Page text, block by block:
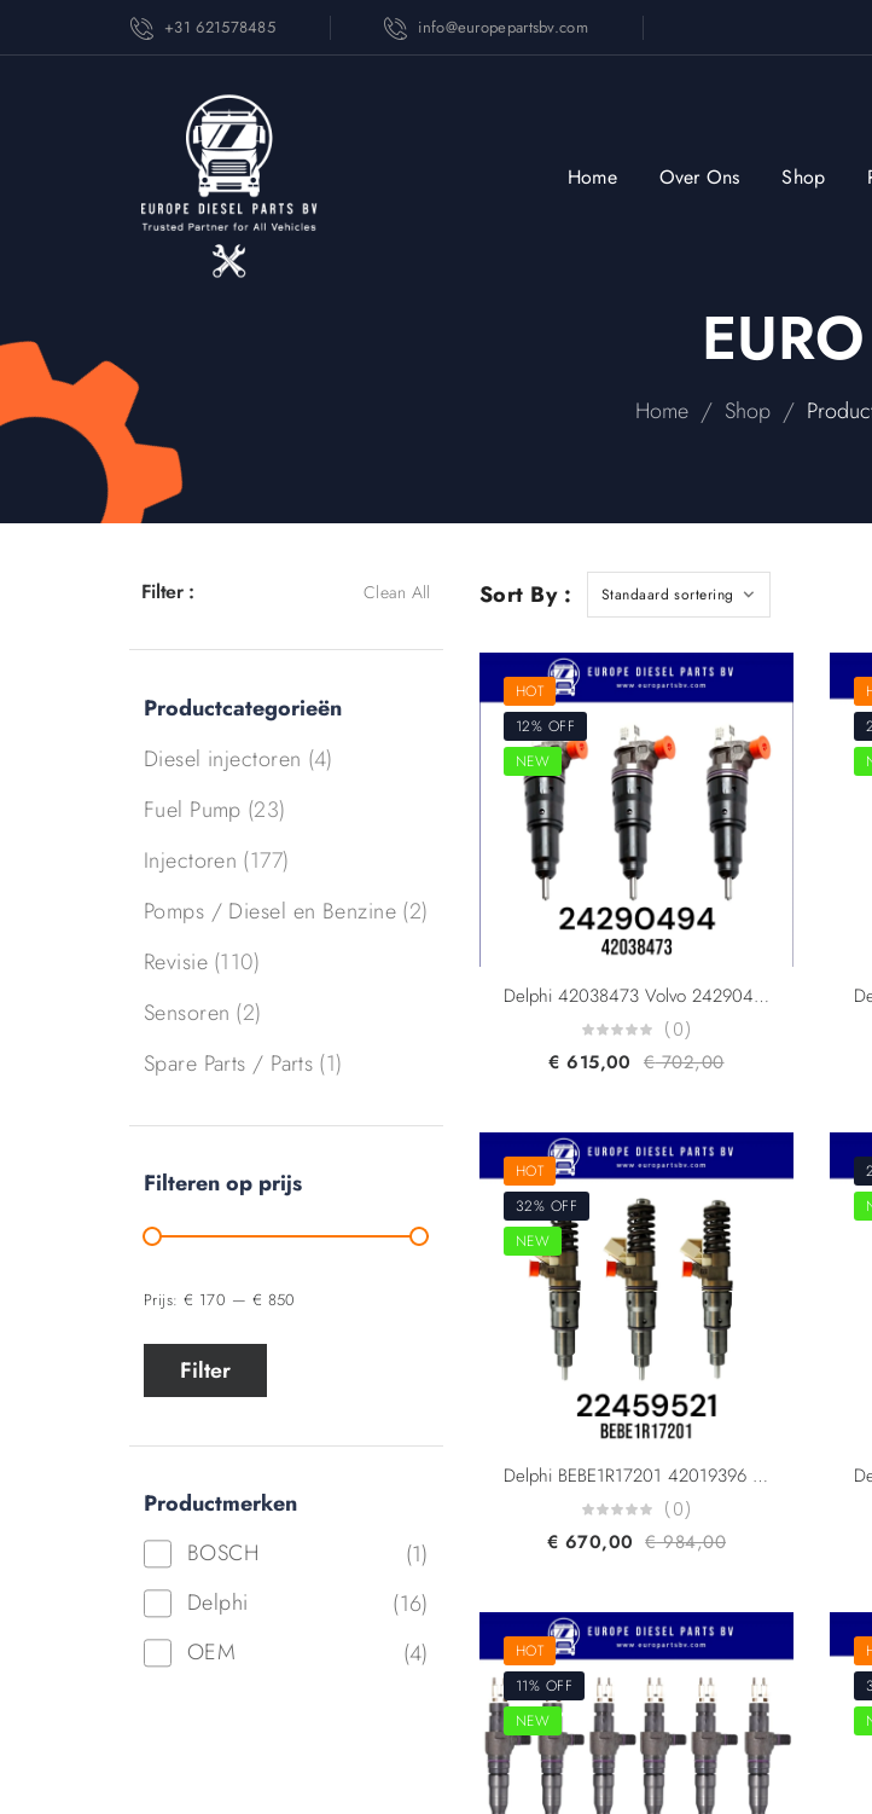
+31 621578485 info@europepartsbv.com
Home Over Ons Shop
Home / Shop /
Filter : Clean All
Productcategorieën
Diesel injectoren (4)
Fuel Pump (23)
Injectoren (177)
Pomps / Diesel en Benzine (2)
Revisie (110)
Sensoren (2)
Spare Parts / Parts (1)
Filteren op prijs
Filter
Prijs: € 170 — € 850
Productmerken
BOSCH
(1)
Delphi
(16)
OEM
(4)
Sort By :
HOT
12% OFF
NEW
Delphi 42038473 Volvo 24290494 24309483 F3 Non-Pumping Smart Injector Euro 6,5
(0)
€ 615,00 €702,00
HOT
32% OFF
NEW
Delphi BEBE1R17201 42019396 Renault & Volvo Trucks 22459521 7422459521 22569104 7422569104 23771405 For D13 420/460HP F2 Pumping Injector Euro 6
(0)
€ 670,00 €984,00
HOT
11% OFF
NEW